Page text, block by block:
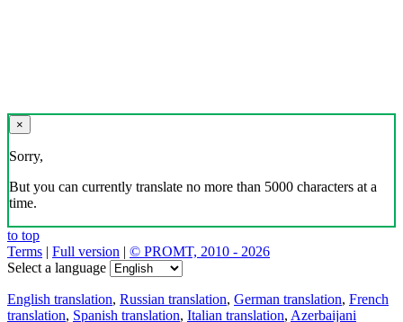
×
Sorry,
But you can currently translate no more than 5000 characters at a
time.
to top
Terms | Full version | © PROMT, 2010 - 2026
Select a language
English translation, Russian translation, German translation, French
translation, Spanish translation, Italian translation, Azerbaijani